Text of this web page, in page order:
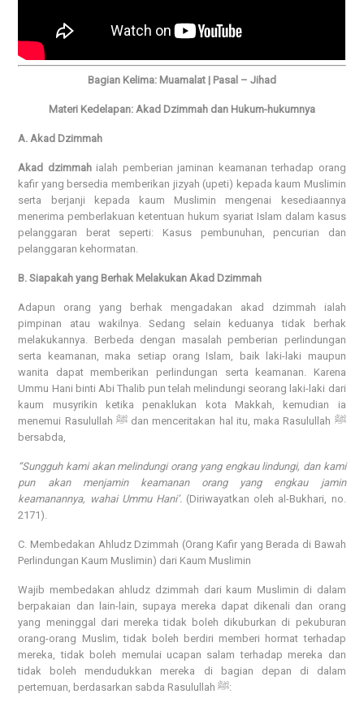
Bagian Kelima: Muamalat | Pasal – Jihad
Materi Kedelapan: Akad Dzimmah dan Hukum-hukumnya
A. Akad Dzimmah
Akad dzimmahialah pemberian jaminan keamanan terhadap orang
kafir yang bersedia memberikan jizyah (upeti) kepada kaum Muslimin
serta berjanji kepada kaum Muslimin mengenai kesediaannya
menerima pemberlakuan ketentuan hukum syariat Islam dalam kasus
pelanggaran berat seperti: Kasus pembunuhan, pencurian dan
pelanggaran kehormatan.
B. Siapakah yang Berhak Melakukan Akad Dzimmah
Adapun orang yang berhak mengadakan akad dzimmah ialah
pimpinan atau wakilnya. Sedang selain keduanya tidak berhak
melakukannya. Berbeda dengan masalah pemberian perlindungan
serta keamanan, maka setiap orang Islam, baik laki-laki maupun
wanita dapat memberikan perlindungan serta keamanan. Karena
Ummu Hani binti Abi Thalib pun telah melindungi seorang laki-laki dari
kaum musyrikin ketika penaklukan kota Makkah, kemudian ia
menemui Rasulullah ﷺ dan menceritakan hal itu, maka Rasulullah ﷺ
bersabda,
“Sungguh kami akan melindungi orang yang engkau lindungi, dan kami
pun akan menjamin keamanan orang yang engkau jamin
keamanannya, wahai Ummu Hani’. (Diriwayatkan oleh al-Bukhari, no.
2171).
C. Membedakan Ahludz Dzimmah (Orang Kafir yang Berada di Bawah
Perlindungan Kaum Muslimin) dari Kaum Muslimin
Wajib membedakan ahludz dzimmah dari kaum Muslimin di dalam
berpakaian dan lain-lain, supaya mereka dapat dikenali dan orang
yang meninggal dari mereka tidak boleh dikuburkan di pekuburan
orang-orang Muslim, tidak boleh berdiri memberi hormat terhadap
mereka, tidak boleh memulai ucapan salam terhadap mereka dan
tidak boleh mendudukkan mereka di bagian depan di dalam
pertemuan, berdasarkan sabda Rasulullah ﷺ: